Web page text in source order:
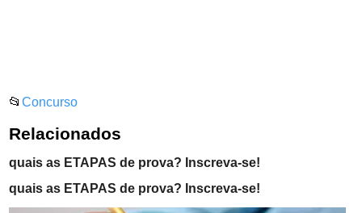
📂Concurso
Relacionados
quais as ETAPAS de prova? Inscreva-se!
quais as ETAPAS de prova? Inscreva-se!